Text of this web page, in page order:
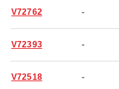
V72762 -
V72393 -
V72518 -